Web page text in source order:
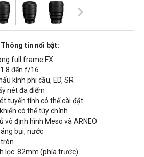
Thông tin nổi bật:
full frame FX
đến f/16
kính phi cầu, ED, SR
nét đa điểm
tuyến tính có thể cài đặt
có thể tùy chỉnh
vô định hình Meso và ARNEO
bụi, nước
lọc: 82mm (phía trước)